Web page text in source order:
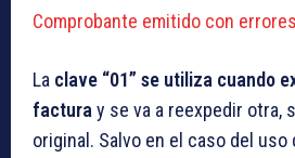
Comprobante emitido con
La clave “01” se utiliza cuando
factura y se va a reexpedir otra,
original. Salvo en el caso del uso